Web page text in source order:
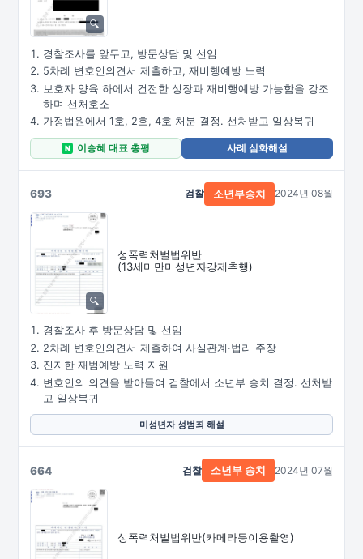
경찰조사를 앞두고, 방문상담 및 선임
5차례 변호인의견서 제출하고, 재비행예방 노력
보호자 양육 하에서 건전한 성장과 재비행예방 가능함을 강조
하며 선처호소
가정법원에서 1호, 2호, 4호 처분 결정. 선처받고 일상복귀
N 이승혜 대표 총평 사례 심화해설
693
성폭력처벌법위반
(13세미만미성년자강제추행)
검찰 소년부송치 2024년 08월
경찰조사 후 방문상담 및 선임
2차례 변호인의견서 제출하여 사실관계·법리 주장
진지한 재범예방 노력 지원
변호인의 의견을 받아들여 검찰에서 소년부 송치 결정. 선처받
고 일상복귀
미성년자 성범죄 해설
664
성폭력처벌법위반(카메라등이용촬영)
검찰 소년부 송치 2024년 07월